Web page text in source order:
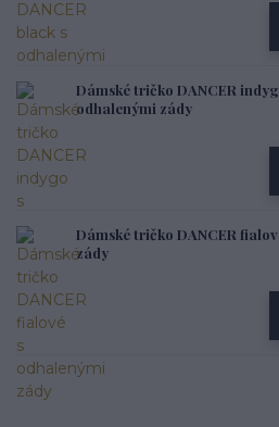
Dámské tričko DANCER
odhalenými zády
Dámské tričko DANCER
zády